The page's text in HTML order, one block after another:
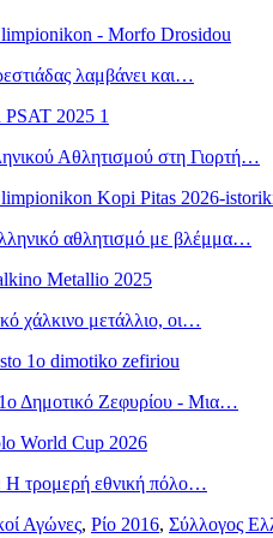
λαμβάνει και…
Αθλητισμού στη Γιορτή…
αθλητισμό με βλέμμα…
χάλκινο μετάλλιο, οι…
Δημοτικό Ζεφυρίου - Μια…
τρομερή εθνική πόλο…
Αγώνες, Ρίο 2016, Σύλλογος